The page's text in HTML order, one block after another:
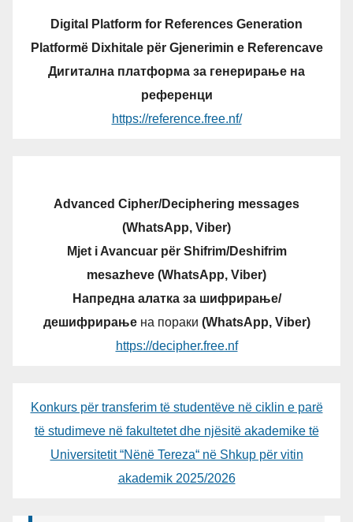
Digital Platform for References Generation
Platformë Dixhitale për Gjenerimin e Referencave
Дигитална платформа за генерирање на
референци
https://reference.free.nf/
Advanced Cipher/Deciphering messages
(WhatsApp, Viber)
Mjet i Avancuar për Shifrim/Deshifrim
mesazheve (WhatsApp, Viber)
Напредна алатка за шифрирање/
дешифрирањена пораки (WhatsApp, Viber)
https://decipher.free.nf
Konkurs për transferim të studentëve në ciklin e parë
të studimeve në fakultetet dhe njësitë akademike të
Universitetit “Nënë Tereza“ në Shkup për vitin
akademik 2025/2026